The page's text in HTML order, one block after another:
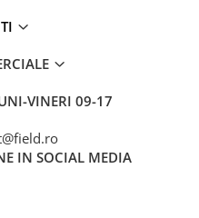
VINERI 09-17
IN SOCIAL MEDIA